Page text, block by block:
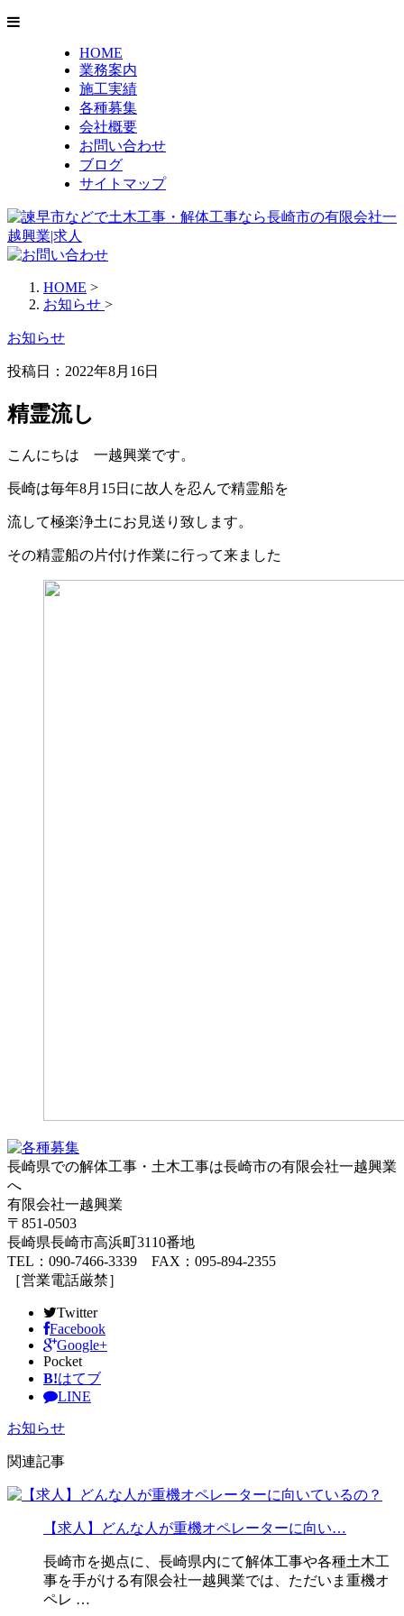
HOME
業務案内
施工実績
各種募集
会社概要
お問い合わせ
ブログ
サイトマップ
HOME >
お知らせ >
お知らせ
投稿日：2022年8月16日
精霊流し
こんにちは 一越興業です。
長崎は毎年8月15日に故人を忍んで精霊船を
流して極楽浄土にお見送り致します。
その精霊船の片付け作業に行って来ました
長崎県での解体工事・土木工事は長崎市の有限会社一越興業
へ
有限会社一越興業
〒851-0503
長崎県長崎市高浜町3110番地
TEL：090-7466-3339 FAX：095-894-2355
［営業電話厳禁］
Twitter
Facebook
Google+
Pocket
B!はてブ
LINE
お知らせ
関連記事
【求人】どんな人が重機オペレーターに向い…
長崎市を拠点に、長崎県内にて解体工事や各種土木工
事を手がける有限会社一越興業では、ただいま重機オ
ペレ …